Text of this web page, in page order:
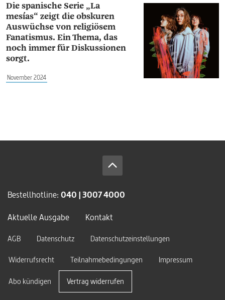
Die spanische Serie „La
mesías“ zeigt die obskuren
Auswüchse von religiösem
Fanatismus. Ein Thema, das
noch immer für Diskussionen
sorgt.
November 2024
Bestellhotline: 040 | 3007 4000
Aktuelle Ausgabe
Kontakt
AGB Datenschutz
Datenschutzeinstellungen
Widerrufsrecht
Teilnahmebedingungen Impressum
Abo kündigen Vertrag widerrufen